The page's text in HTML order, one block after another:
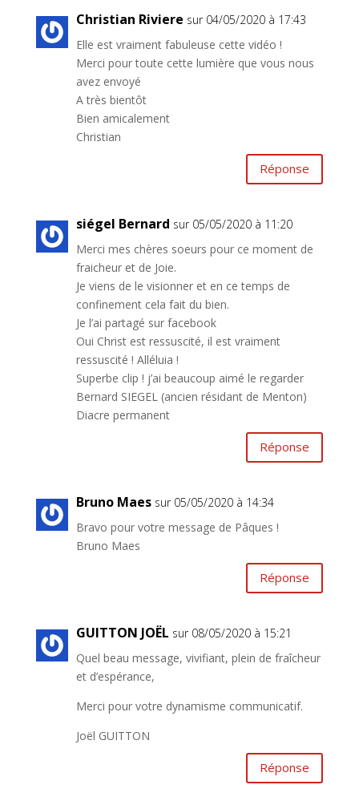
Christian Riviere sur 04/05/2020 à 17:43
Elle est vraiment fabuleuse cette vidéo !
Merci pour toute cette lumière que vous nous
avez envoyé
A très bientôt
Bien amicalement
Christian
Réponse
siégel Bernard sur 05/05/2020 à 11:20
Merci mes chères soeurs pour ce moment de
fraicheur et de Joie.
Je viens de le visionner et en ce temps de
confinement cela fait du bien.
Je l’ai partagé sur facebook
Oui Christ est ressuscité, il est vraiment
ressuscité ! Alléluia !
Superbe clip ! j’ai beaucoup aimé le regarder
Bernard SIEGEL (ancien résidant de Menton)
Diacre permanent
Réponse
Bruno Maes sur 05/05/2020 à 14:34
Bravo pour votre message de Pâques !
Bruno Maes
Réponse
GUITTON JOËL sur 08/05/2020 à 15:21
Quel beau message, vivifiant, plein de fraîcheur
et d’espérance,
Merci pour votre dynamisme communicatif.
Joël GUITTON
Réponse